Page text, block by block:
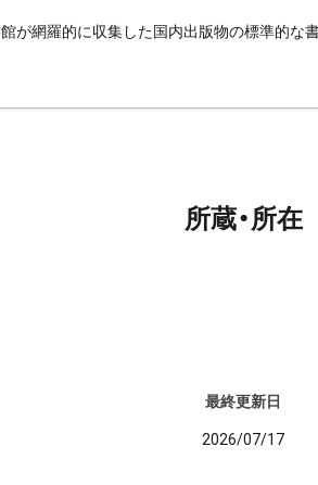
が網羅的に収集した国内出版物の標準的な
所蔵・所在
最終更新日
2026/07/17